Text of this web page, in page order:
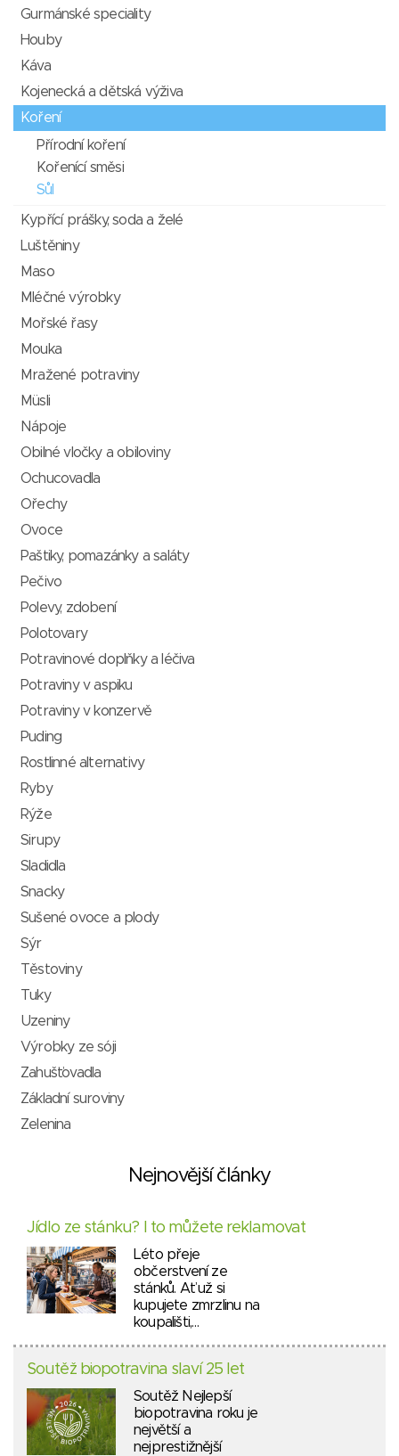
Gurmánské speciality
Houby
Káva
Kojenecká a dětská výživa
Koření
Přírodní koření
Kořenící směsi
Sůl
Kypřící prášky, soda a želé
Luštěniny
Maso
Mléčné výrobky
Mořské řasy
Mouka
Mražené potraviny
Müsli
Nápoje
Obilné vločky a obiloviny
Ochucovadla
Ořechy
Ovoce
Paštiky, pomazánky a saláty
Pečivo
Polevy, zdobení
Polotovary
Potravinové doplňky a léčiva
Potraviny v aspiku
Potraviny v konzervě
Puding
Rostlinné alternativy
Ryby
Rýže
Sirupy
Sladidla
Snacky
Sušené ovoce a plody
Sýr
Těstoviny
Tuky
Uzeniny
Výrobky ze sóji
Zahušťovadla
Základní suroviny
Zelenina
Nejnovější články
Jídlo ze stánku? I to můžete reklamovat
Léto přeje
občerstvení ze
stánků. Ať už si
kupujete zmrzlinu na
koupališti,…
Soutěž biopotravina slaví 25 let
Soutěž Nejlepší
biopotravina roku je
největší a
nejprestižnější